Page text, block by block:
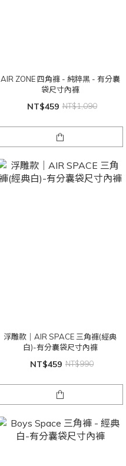
AIR ZONE 四角褲 - 純粹黑 - 有分囊
袋尺寸內褲
NT$459 NT$1,090
浮雕款｜AIR SPACE 三角褲(經典
白)-有分囊袋尺寸內褲
NT$459 NT$990